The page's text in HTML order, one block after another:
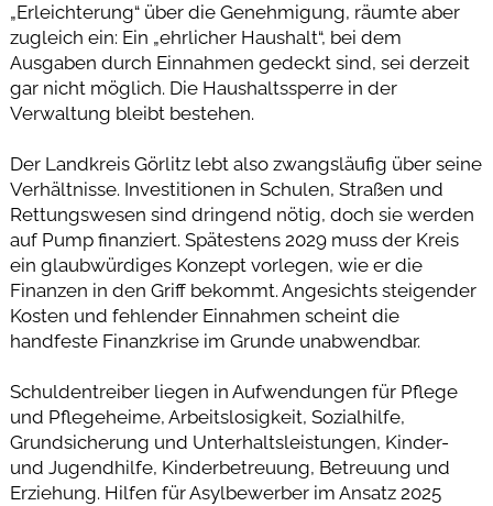
„Erleichterung“ über die Genehmigung, räumte aber
zugleich ein: Ein „ehrlicher Haushalt“, bei dem
Ausgaben durch Einnahmen gedeckt sind, sei derzeit
gar nicht möglich. Die Haushaltssperre in der
Verwaltung bleibt bestehen.
Der Landkreis Görlitz lebt also zwangsläufig über seine
Verhältnisse. Investitionen in Schulen, Straßen und
Rettungswesen sind dringend nötig, doch sie werden
auf Pump finanziert. Spätestens 2029 muss der Kreis
ein glaubwürdiges Konzept vorlegen, wie er die
Finanzen in den Griff bekommt. Angesichts steigender
Kosten und fehlender Einnahmen scheint die
handfeste Finanzkrise im Grunde unabwendbar.
Schuldentreiber liegen in Aufwendungen für Pflege
und Pflegeheime, Arbeitslosigkeit, Sozialhilfe,
Grundsicherung und Unterhaltsleistungen, Kinder-
und Jugendhilfe, Kinderbetreuung, Betreuung und
Erziehung. Hilfen für Asylbewerber im Ansatz 2025